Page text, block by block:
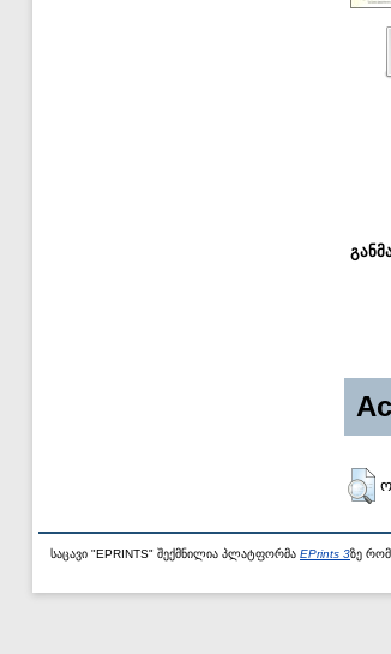
საცავი "EPRINTS" შექმნილია პლატფორმა EPrints 3ზე